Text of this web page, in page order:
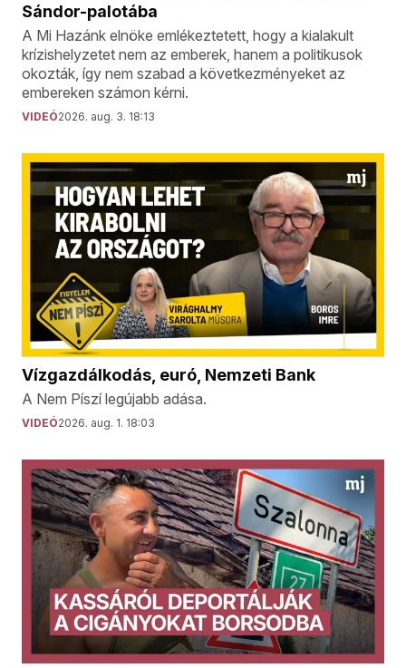
Sándor-palotába
A Mi Hazánk elnöke emlékeztetett, hogy a kialakult
krízishelyzetet nem az emberek, hanem a politikusok
okozták, így nem szabad a következményeket az
embereken számon kérni.
VIDEÓ2026. aug. 3. 18:13
Vízgazdálkodás, euró, Nemzeti Bank
A Nem Píszí legújabb adása.
VIDEÓ2026. aug. 1. 18:03